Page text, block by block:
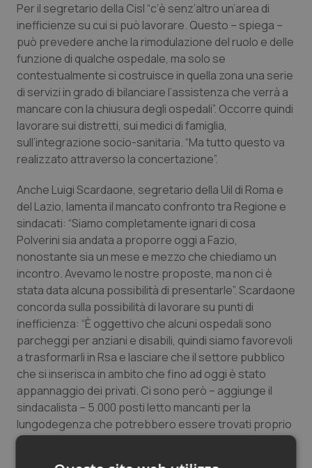
Quotidiano Chirurgia
Quotidiano Oncologia
Quotidiano Pediatria
Rene & patologie urogenitali
Sangue & coagulazione
Tiroide
Tumore al seno
Tumore ovarico
Tumori del Polmone & Testa Collo
Tumori gastrointestinali
Ulcera & Reflusso
Vaccini
Per il segretario della Cisl “c’è senz’altro un’area di
inefficienze su cui si può lavorare. Questo – spiega –
può prevedere anche la rimodulazione del ruolo e delle
funzione di qualche ospedale, ma solo se
contestualmente si costruisce in quella zona una serie
di servizi in grado di bilanciare l’assistenza che verrà a
mancare con la chiusura degli ospedali”. Occorre quindi
lavorare sui distretti, sui medici di famiglia,
sull’integrazione socio-sanitaria. “Ma tutto questo va
realizzato attraverso la concertazione”.
Anche Luigi Scardaone, segretario della Uil di Roma e
del Lazio, lamenta il mancato confronto tra Regione e
sindacati: “Siamo completamente ignari di cosa
Polverini sia andata a proporre oggi a Fazio,
nonostante sia un mese e mezzo che chiediamo un
incontro. Avevamo le nostre proposte, ma non ci è
stata data alcuna possibilità di presentarle”. Scardaone
concorda sulla possibilità di lavorare su punti di
inefficienza: “È oggettivo che alcuni ospedali sono
parcheggi per anziani e disabili, quindi siamo favorevoli
a trasformarli in Rsa e lasciare che il settore pubblico
che si inserisca in ambito che fino ad oggi è stato
appannaggio dei privati. Ci sono però – aggiunge il
sindacalista – 5.000 posti letto mancanti per la
lungodegenza che potrebbero essere trovati proprio
da quegli ospedali periferici che si intende chiudere”.